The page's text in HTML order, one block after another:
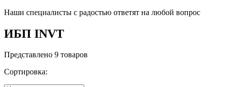
Наши специалисты с радостью ответят на любой вопрос
ИБП INVT
Представлено 9 товаров
Сортировка: